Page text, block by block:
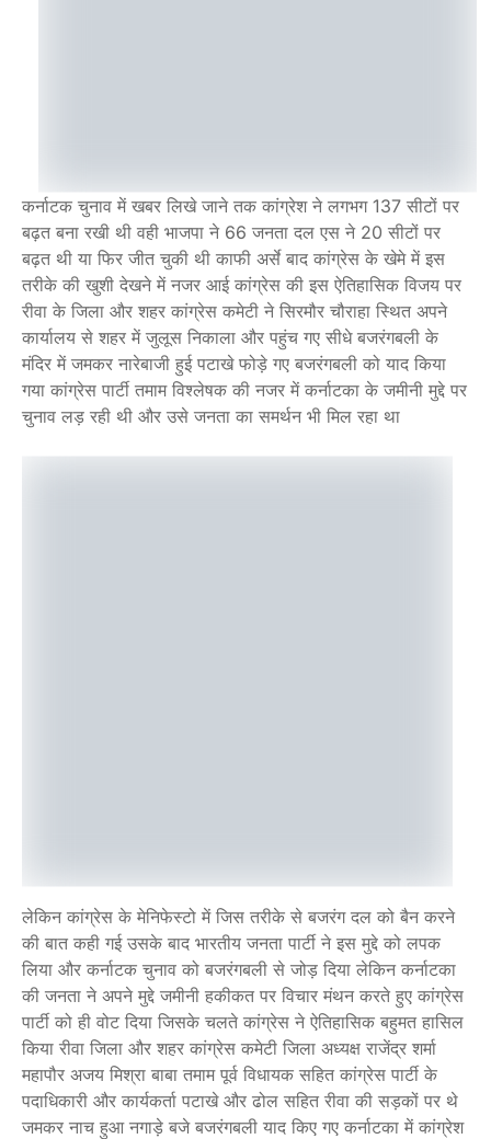
कर्नाटक चुनाव में खबर लिखे जाने तक कांग्रेश ने लगभग 137 सीटों पर
बढ़त बना रखी थी वही भाजपा ने 66 जनता दल एस ने 20 सीटों पर
बढ़त थी या फिर जीत चुकी थी काफी अर्से बाद कांग्रेस के खेमे में इस
तरीके की खुशी देखने में नजर आई कांग्रेस की इस ऐतिहासिक विजय पर
रीवा के जिला और शहर कांग्रेस कमेटी ने सिरमौर चौराहा स्थित अपने
कार्यालय से शहर में जुलूस निकाला और पहुंच गए सीधे बजरंगबली के
मंदिर में जमकर नारेबाजी हुई पटाखे फोड़े गए बजरंगबली को याद किया
गया कांग्रेस पार्टी तमाम विश्लेषक की नजर में कर्नाटका के जमीनी मुद्दे पर
चुनाव लड़ रही थी और उसे जनता का समर्थन भी मिल रहा था
लेकिन कांग्रेस के मेनिफेस्टो में जिस तरीके से बजरंग दल को बैन करने
की बात कही गई उसके बाद भारतीय जनता पार्टी ने इस मुद्दे को लपक
लिया और कर्नाटक चुनाव को बजरंगबली से जोड़ दिया लेकिन कर्नाटका
की जनता ने अपने मुद्दे जमीनी हकीकत पर विचार मंथन करते हुए कांग्रेस
पार्टी को ही वोट दिया जिसके चलते कांग्रेस ने ऐतिहासिक बहुमत हासिल
किया रीवा जिला और शहर कांग्रेस कमेटी जिला अध्यक्ष राजेंद्र शर्मा
महापौर अजय मिश्रा बाबा तमाम पूर्व विधायक सहित कांग्रेस पार्टी के
पदाधिकारी और कार्यकर्ता पटाखे और ढोल सहित रीवा की सड़कों पर थे
जमकर नाच हुआ नगाड़े बजे बजरंगबली याद किए गए कर्नाटका में कांग्रेश